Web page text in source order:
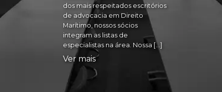
dos mais respeitados escritórios
de advocacia em Direito
Marítimo, nossos sócios
integram as listas de
especialistas na área. Nossa […]
Ver mais